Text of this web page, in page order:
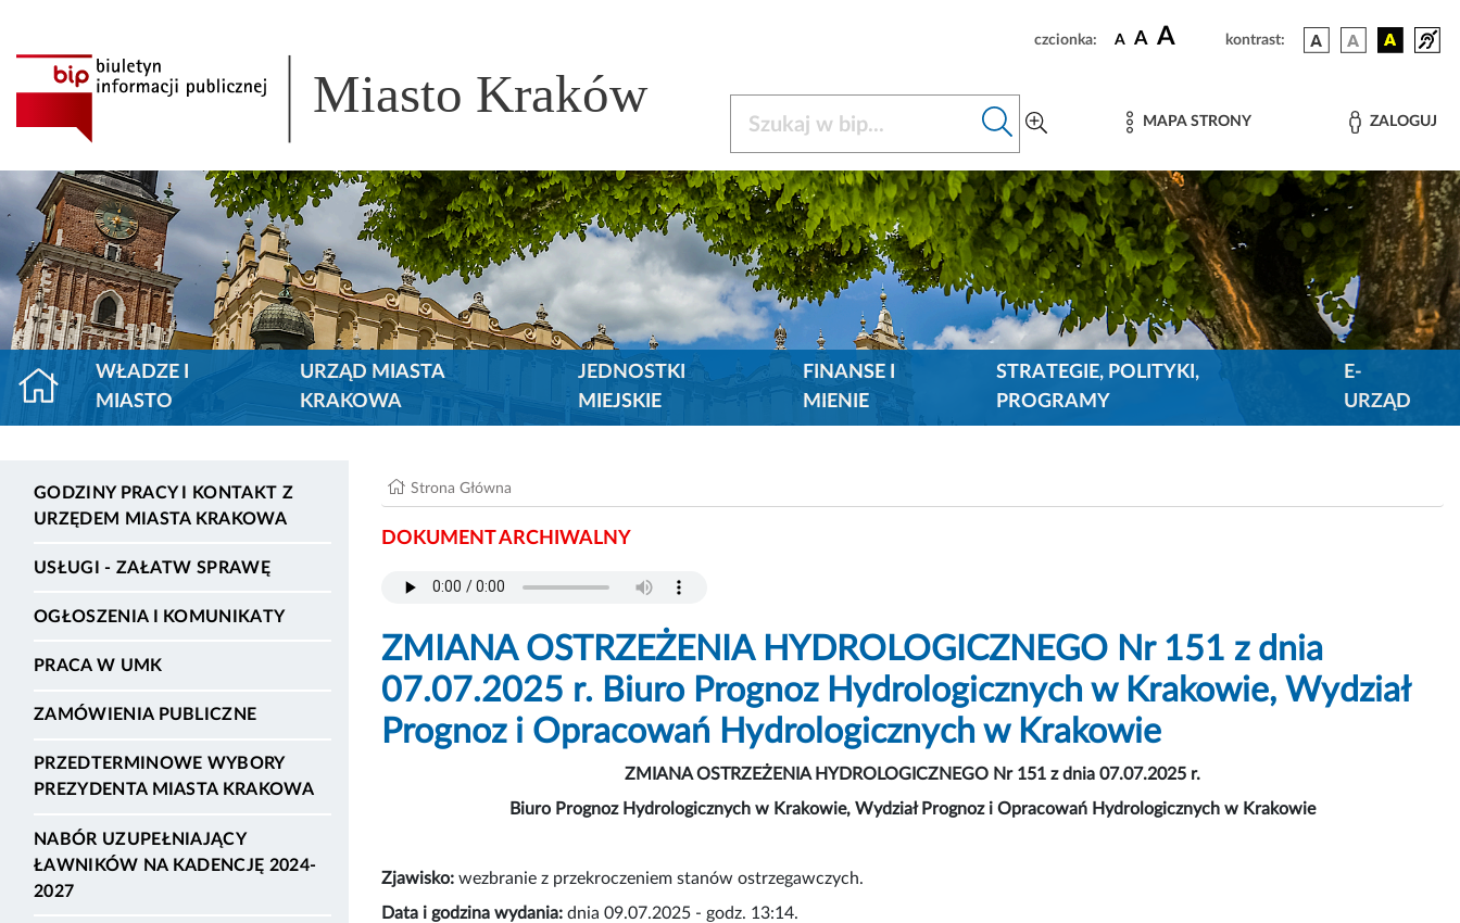
czcionka: A A A kontrast:
Miasto Kraków MAPA STRONY ZALOGUJ
WŁADZE I
MIASTO
URZĄD MIASTA
KRAKOWA
JEDNOSTKI
MIEJSKIE
FINANSE I
MIENIE
STRATEGIE, POLITYKI,
PROGRAMY
E-
URZĄD
GODZINY PRACY I KONTAKT Z
URZĘDEM MIASTA KRAKOWA
USŁUGI - ZAŁATW SPRAWĘ
OGŁOSZENIA I KOMUNIKATY
PRACA W UMK
ZAMÓWIENIA PUBLICZNE
PRZEDTERMINOWE WYBORY
PREZYDENTA MIASTA KRAKOWA
NABÓR UZUPEŁNIAJĄCY
ŁAWNIKÓW NA KADENCJĘ 2024-
2027
Strona Główna
DOKUMENT ARCHIWALNY
ZMIANA OSTRZEŻENIA HYDROLOGICZNEGO Nr 151 z dnia
07.07.2025 r. Biuro Prognoz Hydrologicznych w Krakowie, Wydział
Prognoz i Opracowań Hydrologicznych w Krakowie
ZMIANA OSTRZEŻENIA HYDROLOGICZNEGO Nr 151 z dnia 07.07.2025 r.
Biuro Prognoz Hydrologicznych w Krakowie, Wydział Prognoz i Opracowań Hydrologicznych w Krakowie
Zjawisko: wezbranie z przekroczeniem stanów ostrzegawczych.
Data i godzina wydania: dnia 09.07.2025 - godz. 13:14.